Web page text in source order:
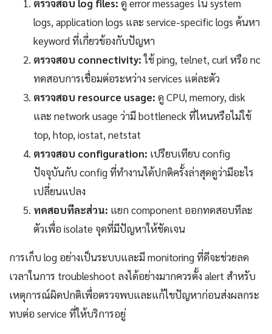
ตรวจสอบ log files: ดู error messages ใน system
logs, application logs และ service-specific logs ค้นหา
keyword ที่เกี่ยวข้องกับปัญหา
ตรวจสอบ connectivity:ใช้ ping, telnet, curl หรือ nc
ทดสอบการเชื่อมต่อระหว่าง services แต่ละตัว
ตรวจสอบ resource usage: ดู CPU, memory, disk
และ network usage ว่ามี bottleneck ที่ไหนหรือไม่ใช้
top, htop, iostat, netstat
ตรวจสอบ configuration: เปรียบเทียบ config
ปัจจุบันกับ config ที่ทำงานได้ปกติครั้งล่าสุดดูว่ามีอะไร
เปลี่ยนแปลง
ทดสอบทีละส่วน: แยก component ออกทดสอบทีละ
ตัวเพื่อ isolate จุดที่มีปัญหาให้ชัดเจน
การเก็บ log อย่างเป็นระบบและมี monitoring ที่ดีจะช่วยลด
เวลาในการ troubleshoot ลงได้อย่างมากควรตั้ง alert สำหรับ
เหตุการณ์ผิดปกติเพื่อตรวจพบและแก้ไขปัญหาก่อนส่งผลกระ
ทบต่อ service ที่ให้บริการอยู่